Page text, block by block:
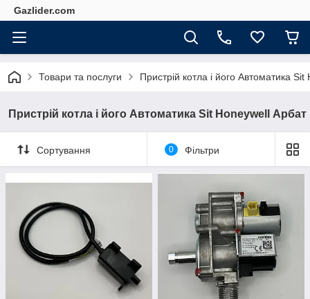
Gazlider.com
Товари та послуги Пристрій котла і його Автоматика
Пристрій котла і його Автоматика Sit Honeywell Арбат
Сортування 0 Фільтри